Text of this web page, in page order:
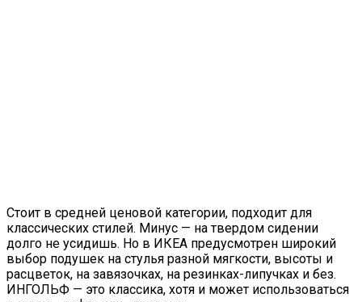
Стоит в средней ценовой категории, подходит для
классических стилей. Минус — на твердом сидении
долго не усидишь. Но в ИКЕА предусмотрен широкий
выбор подушек на стулья разной мягкости, высоты и
расцветок, на завязочках, на резинках-липучках и без.
ИНГОЛЬФ — это классика, хотя и может использоваться